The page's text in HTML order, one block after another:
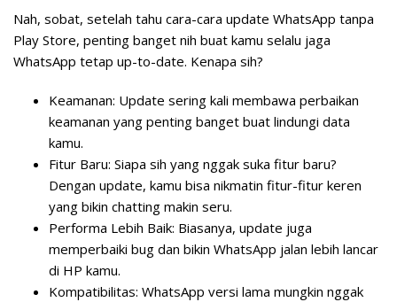
Nah, sobat, setelah tahu cara-cara update WhatsApp tanpa
Play Store, penting banget nih buat kamu selalu jaga
WhatsApp tetap up-to-date. Kenapa sih?
Keamanan: Update sering kali membawa perbaikan
keamanan yang penting banget buat lindungi data
kamu.
Fitur Baru: Siapa sih yang nggak suka fitur baru?
Dengan update, kamu bisa nikmatin fitur-fitur keren
yang bikin chatting makin seru.
Performa Lebih Baik: Biasanya, update juga
memperbaiki bug dan bikin WhatsApp jalan lebih lancar
di HP kamu.
Kompatibilitas: WhatsApp versi lama mungkin nggak